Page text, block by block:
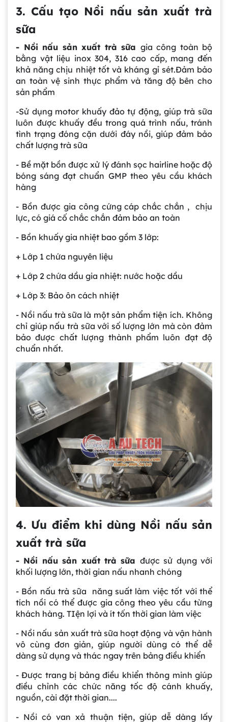
3. Cấu tạo Nồi nấu sản xuất trà
sữa
- Nồi nấu sản xuất trà sữa gia công toàn bộ
bằng vật liệu inox 304, 316 cao cấp, mang đến
khả năng chịu nhiệt tốt và kháng gỉ sét.Đảm bảo
an toàn vệ sinh thực phẩm và tăng độ bên cho
sản phẩm
-Sử dụng motor khuấy đảo tự động, giúp trà sữa
luôn được khuấy đều trong quá trình nấu, tránh
tình trạng đóng cặn dưới đáy nồi, giúp đảm bảo
chất lượng trà sữa
- Bề mặt bồn được xử lý đánh sọc hairline hoặc độ
bóng sáng đạt chuẩn GMP theo yêu cầu khách
hàng
- Bồn được gia công cứng cáp chắc chắn , chịu
lực, có giá cố chắc chắn đảm bảo an toàn
- Bồn khuấy gia nhiệt bao gồm 3 lớp:
+ Lớp 1 chứa nguyên liệu
+ Lớp 2 chứa dầu gia nhiệt: nước hoặc dầu
+ Lớp 3: Bảo ôn cách nhiệt
- Nồi nấu trà sữa là một sản phẩm tiện ích. Không
chỉ giúp nấu trà sữa với số lượng lớn mà còn đảm
bảo được chất lượng thành phẩm luôn đạt độ
chuẩn nhất.
4. Ưu điểm khi dùng Nồi nấu sản
xuất trà sữa
- Nồi nấu sản xuất trà sữa được sử dụng với
khối lượng lớn, thời gian nấu nhanh chóng
- Bồn nấu trà sữa năng suất làm việc tốt với thể
tích nồi có thể được gia công theo yêu cầu từng
khách hàng. TIện lợi và ít tốn thời gian làm việc
- Nồi nấu sản xuất trà sữa hoạt động và vận hành
vô cùng đơn giản, giúp người dùng có thể dễ
dàng sử dụng và thác ngay trên bảng điều khiển
- Được trang bị bảng điều khiển thông minh giúp
điều chỉnh các chức năng tốc độ cánh khuấy,
nguồn, cài đặt thời gian....
- Nồi có van xả thuận tiện, giúp dễ dàng lấy